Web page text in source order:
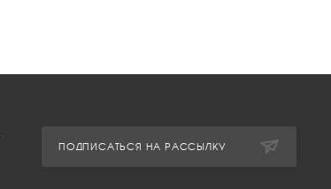
ПОДПИСАТЬСЯ НА РАССЫЛКУ